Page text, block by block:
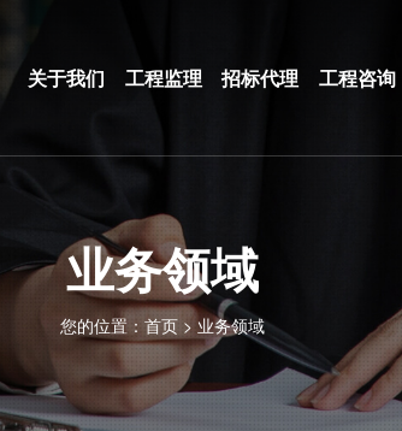
关于我们 工程监理 招标代理 工程咨询
业务领域
您的位置： 首页 > 业务领域